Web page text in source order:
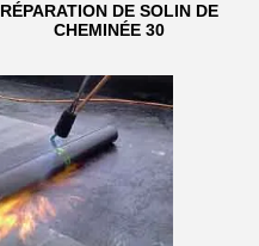
RÉPARATION DE SOLIN DE
CHEMINÉE 30